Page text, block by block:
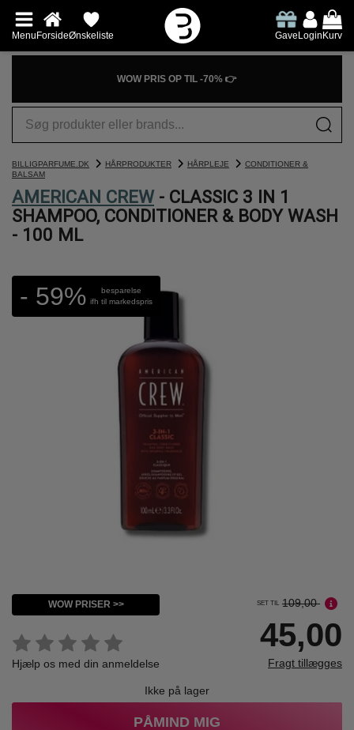
MenuForsideØnskeliste GaveLoginKurv
WOW PRIS OP TIL -70% 👉
BILLIGPARFUME.DK HÅRPRODUKTER HÅRPLEJE
CONDITIONER &
BALSAM
AMERICAN CREW- CLASSIC 3 IN 1
SHAMPOO, CONDITIONER & BODY WASH
- 100 ML
- 59%
besparelse
ifh til markedspris
WOW PRISER >>
Hjælp os med din anmeldelse
SET TIL 109,00
45,00
Fragt tillægges
Ikke på lager
PÅMIND MIG